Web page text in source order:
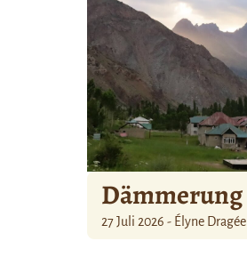
Dämmerung
27 Juli 2026 - Élyne Dragée